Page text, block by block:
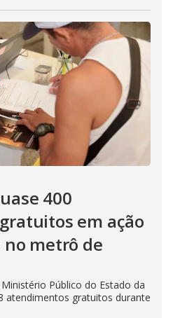
400
em ação
no metrô de
Público do Estado da
atendimentos gratuitos durante